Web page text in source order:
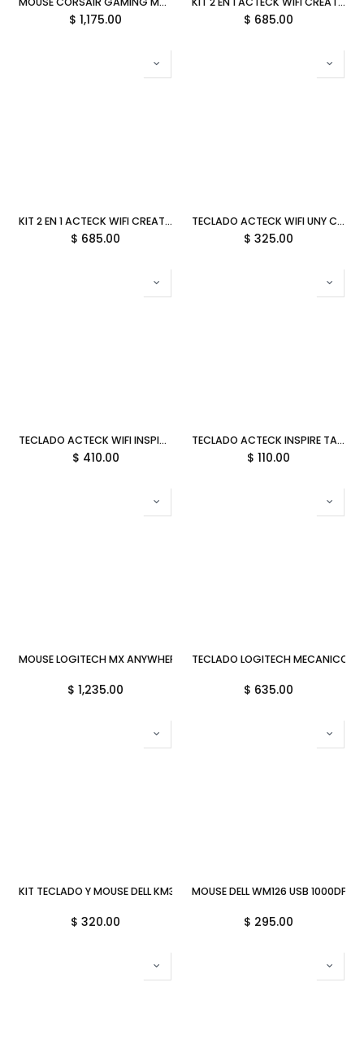
$ 1,175.00 $ 685.00
KIT 2 EN 1 ACTECK WIFI CREATOR VIRTUOS SILK MK720 TEC Y MOU BLANCO BLUETOOTH MULTIDISPOSITIVO AC-936262 3M DE GARANTIA
$ 685.00
TECLADO ACTECK WIFI UNY COMP TI685 BLANCO BLUETOOTH AC-934190 3M DE GARANTIA
$ 325.00
TECLADO ACTECK WIFI INSPIRE COMP TI695 BLANCO BLUETOOTH MULTIDISPOSITIVO AC-934213 3M DE GARANTIA
$ 410.00
TECLADO ACTECK INSPIRE TA120 USB AC-928946 03M DE GARANTIA
$ 110.00
MOUSE LOGITECH MX ANYWHERE 3S ROSA INALAMBRICO 910-006934
$ 1,235.00
TECLADO LOGITECH MECANICO
$ 635.00
KIT TECLADO Y MOUSE DELL KM300C TEC/ESP ALAMBRICO USB
$ 320.00
MOUSE DELL WM126 USB 1000DPI
$ 295.00